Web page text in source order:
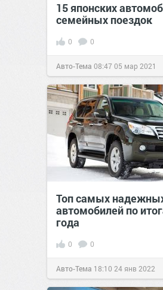
15 японских
семейных поездок
0 0
Авто-Тема 08:47 05 мар 2021
Топ самых
автомобилей по
года
0 0
Авто-Тема 18:10 24 янв 2022